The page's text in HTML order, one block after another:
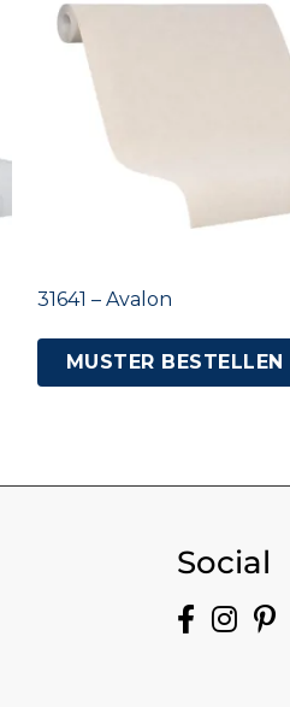
31641 – Avalon
MUSTER BESTELLEN
Social